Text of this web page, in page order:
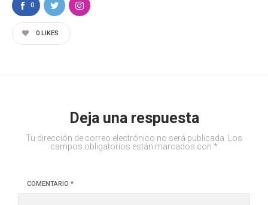
0
0 LIKES
Deja una respuesta
Tu dirección de correo electrónico no será publicada. Los
campos obligatorios están marcados con *
COMENTARIO *